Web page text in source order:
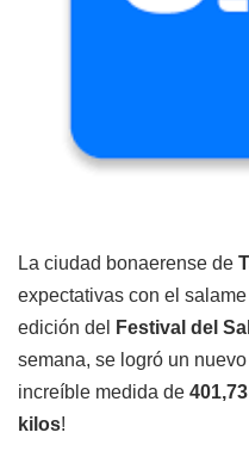
La ciudad bonaerense de
expectativas con el
edición del
Festival del
semana, se logró un
increíble medida de
kilos!